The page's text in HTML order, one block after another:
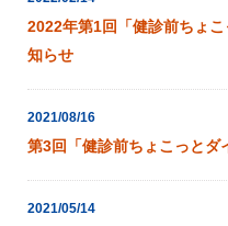
2022年第1回「健診前ちょ
知らせ
2021/08/16
第3回「健診前ちょこっとダ
2021/05/14